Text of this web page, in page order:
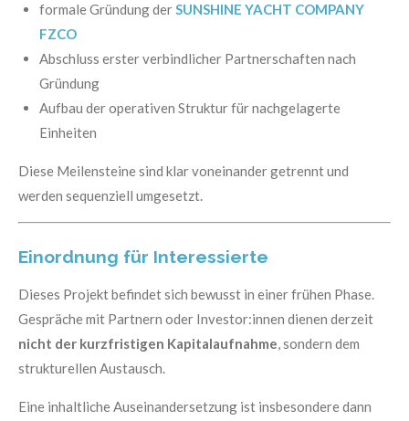
formale Gründung derSUNSHINE YACHT COMPANY
FZCO
Abschluss erster verbindlicher Partnerschaften nach
Gründung
Aufbau der operativen Struktur für nachgelagerte
Einheiten
Diese Meilensteine sind klar voneinander getrennt und
werden sequenziell umgesetzt.
Einordnung für Interessierte
Dieses Projekt befindet sich bewusst in einer frühen Phase.
Gespräche mit Partnern oder Investor:innen dienen derzeit
nicht der kurzfristigen Kapitalaufnahme , sondern dem
strukturellen Austausch.
Eine inhaltliche Auseinandersetzung ist insbesondere dann